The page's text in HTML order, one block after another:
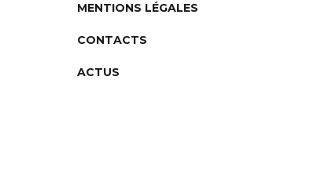
MENTIONS LÉGALES
CONTACTS
ACTUS